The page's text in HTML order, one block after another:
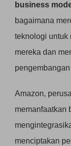
business
bagaimana
teknologi untuk
mereka dan
Amazon,
memanfaatkan
menciptakan